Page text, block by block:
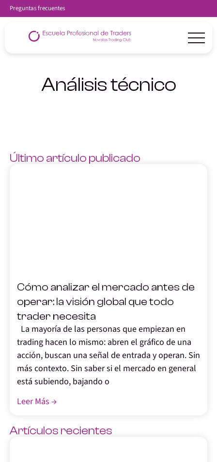
Preguntas frecuentes
Análisis técnico
Último artículo publicado
Cómo analizar el mercado antes de
operar: la visión global que todo
trader necesita
La mayoría de las personas que empiezan en
trading hacen lo mismo: abren el gráfico de una
acción, buscan una señal de entrada y operan. Sin
más contexto. Sin saber si el mercado en general
está subiendo, bajando o
Leer Más →
Artículos recientes